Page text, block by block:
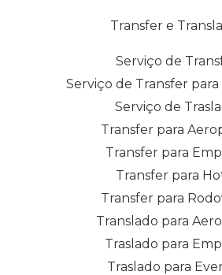
Transfer e
Serviço de
Serviço de Transfer
Serviço de
Transfer para
Transfer para
Transfer para
Transfer para
Translado para
Traslado para
Traslado para